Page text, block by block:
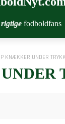
rigtige fodboldfans
KNÆKKER UNDER